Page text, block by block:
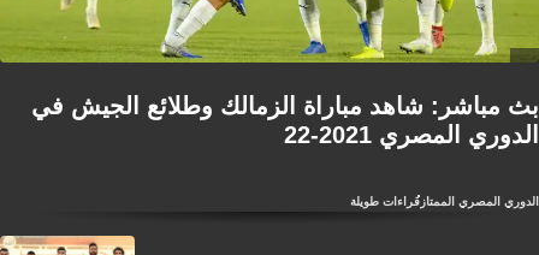
بث مباشر: شاهد مباراة الزمالك وطلائع الجيش في
الدوري المصري 2021-22
الدوري المصري الممتاز قراءات طويلة